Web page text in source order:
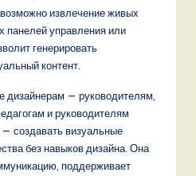
извлечение живых
панелей управления или
генерировать
контент.
дизайнерам — руководителям,
и руководителям
создавать визуальные
без навыков дизайна. Она
поддерживает